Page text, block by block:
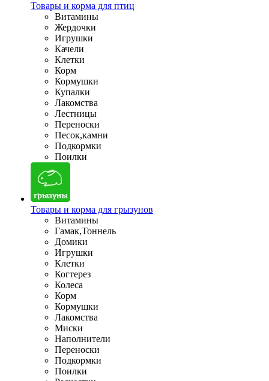
Товары и корма для птиц
Витамины
Жердочки
Игрушки
Качели
Клетки
Корм
Кормушки
Купалки
Лакомства
Лестницы
Переноски
Песок,камни
Подкормки
Поилки
Товары и корма для грызунов
Витамины
Гамак,Тоннель
Домики
Игрушки
Клетки
Когтерез
Колеса
Корм
Кормушки
Лакомства
Миски
Наполнители
Переноски
Подкормки
Поилки